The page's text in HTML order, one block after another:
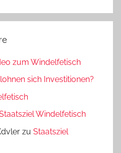
zum Windelfetisch
sich Investitionen?
Windelfetisch
zu Staatsziel